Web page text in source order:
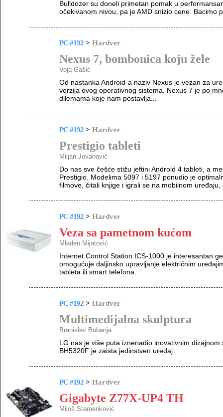
Bulldozer su doneli primetan pomak u
očekivanom nivou, pa je AMD snizio cene. Bacimo
PC #192 > Hardver
Nexus 7, bombonica koju žele
Voja Gašić
Od nastanka Android-a naziv Nexus je vezan za
verzija ovog operativnog sistema. Nexus 7 je po
dilemama koje nam postavlja...
PC #192 > Hardver
Prestigio tableti
Miljan Jovanović
Do nas sve češće stižu jeftini Android 4 tableti, a
Prestigio. Modelima 5097 i 5197 ponudio je
filmove, čitali knjige i igrali se na mobilnom
PC #192 > Hardver
Veza sa pametnom kućom
Mladen Mijatović
Internet Control Station ICS-1000 je interesantan
omogućuje daljinsko upravljanje električnim
tableta ili smart telefona.
PC #192 > Hardver
Multimedijalna skulptura
Branislav Bubanja
LG nas je više puta iznenadio inovativnim
BH5320F je zaista jedinstven uređaj.
PC #192 > Hardver
Gigabyte Z77X-UP4 TH
Miloš Stamenković